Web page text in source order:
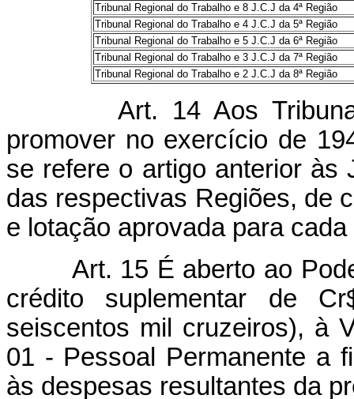
Tribunal Regional do Trabalho e 8 J.C.J da 4ª Região
Tribunal Regional do Trabalho e 4 J.C.J da 5ª Região
Tribunal Regional do Trabalho e 5 J.C.J da 6ª Região
Tribunal Regional do Trabalho e 3 J.C.J da 7ª Região
Tribunal Regional do Trabalho e 2 J.C.J da 8ª Região
Art. 14 Aos
promover no exercício de
se refere o artigo anterior às
das respectivas Regiões, de
e lotação aprovada para
Art. 15 É aberto ao
crédito suplementar de
seiscentos mil cruzeiros), à
01 - Pessoal Permanente a
às despesas resultantes da